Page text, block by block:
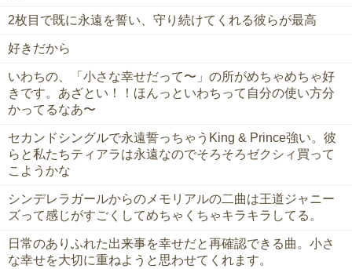
2枚目で既に永遠を誓い、守り続けてくれる彼らが最高
好きだから
いわちの、「小さな幸せだって〜」の所がめちゃめちゃ好
きです。あざとい！！ほんっといわちって自分の使い方分
かってるなあ〜
セカンドシングルで永遠誓っちゃうKing & Prince強い。彼
らと私たちティアラは永遠なのでそろそろゼクシィ買って
こようかな
シンデレラガールからのメモリアルの二曲は王道ジャニー
ズって感じがすごくしてめちゃくちゃキラキラしてる。
日常のありふれた出来事を幸せだと再確認できる曲。小さ
な幸せを大切に重ねようと思わせてくれます。